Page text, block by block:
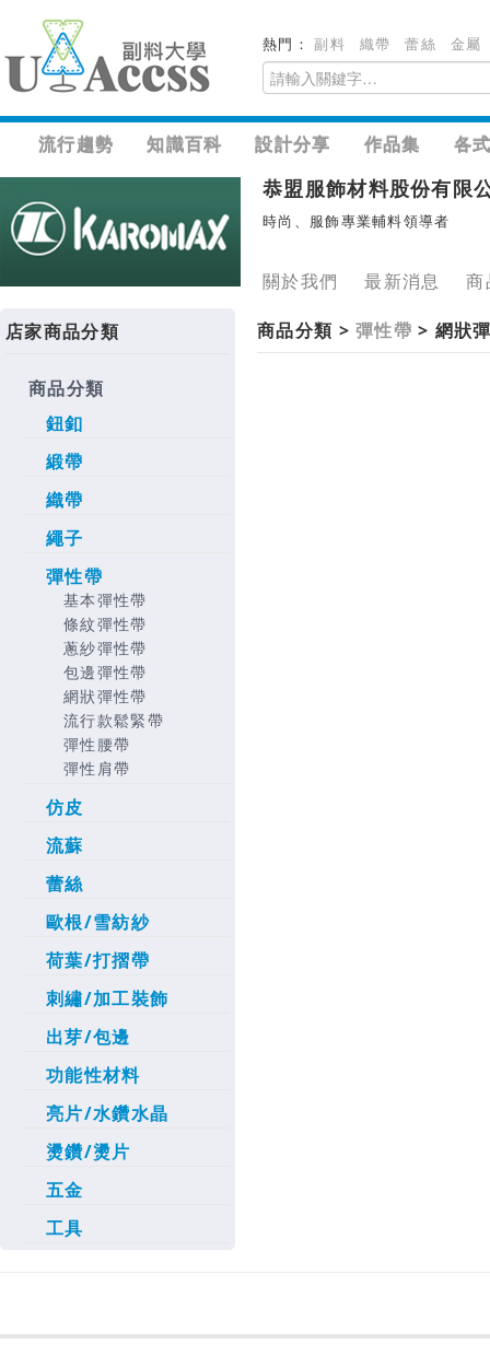
熱門：副料 織帶 蕾絲 金屬
流行趨勢 知識百科 設計分享 作品集 各
恭盟服飾材料股份有限
時尚、服飾專業輔料領導者
關於我們 最新消息 商
店家商品分類
商品分類
鈕釦
緞帶
織帶
繩子
彈性帶
基本彈性帶
條紋彈性帶
蔥紗彈性帶
包邊彈性帶
網狀彈性帶
流行款鬆緊帶
彈性腰帶
彈性肩帶
仿皮
流蘇
蕾絲
歐根/雪紡紗
荷葉/打摺帶
刺繡/加工裝飾
出芽/包邊
功能性材料
亮片/水鑽水晶
燙鑽/燙片
五金
工具
商品分類 >彈性帶 > 網狀